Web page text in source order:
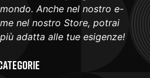
Anche nel nostro e-
nel nostro Store, potrai
adatta alle tue esigenze!